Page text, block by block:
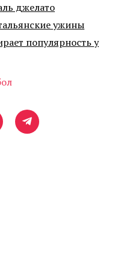
джелато
ужины
популярность у